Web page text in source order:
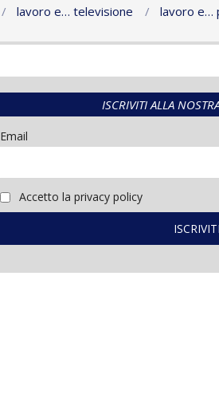
lavoro e… televisione lavoro e…
ISCRIVITI ALLA
Email
Accetto la privacy policy